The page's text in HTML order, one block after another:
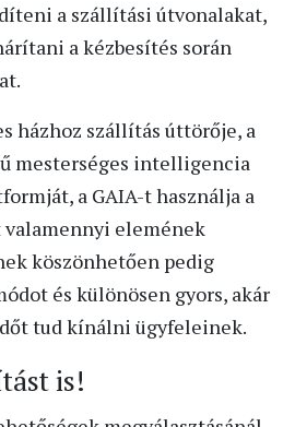
a szállítási útvonalakat,
a kézbesítés során
házhoz szállítás úttörője, a
mesterséges intelligencia
a GAIA-t használja a
elemének
köszönhetően pedig
és különösen gyors, akár
tud kínálni ügyfeleinek.
is!